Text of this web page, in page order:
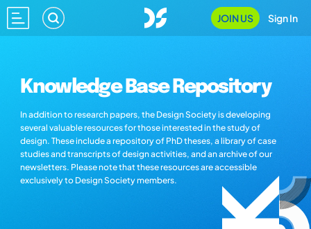
JOIN US Sign In
Knowledge Base Repository
In addition to research papers, the Design Society is developing
several valuable resources for those interested in the study of
design. These include a repository of PhD theses, a library of case
studies and transcripts of design activities, and an archive of our
newsletters. Please note that these resources are accessible
exclusively to Design Society members.